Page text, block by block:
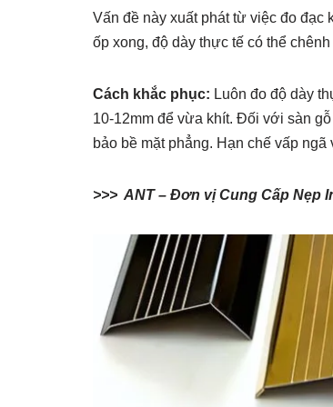
Vấn đề này xuất phát từ việc đo đạc
ốp xong, độ dày thực tế có thể
Cách khắc phục: Luôn đo độ dày
10-12mm để vừa khít. Đối với sàn
bảo bề mặt phẳng. Hạn chế vấp
>>> ANT – Đơn vị Cung Cấp Nẹp